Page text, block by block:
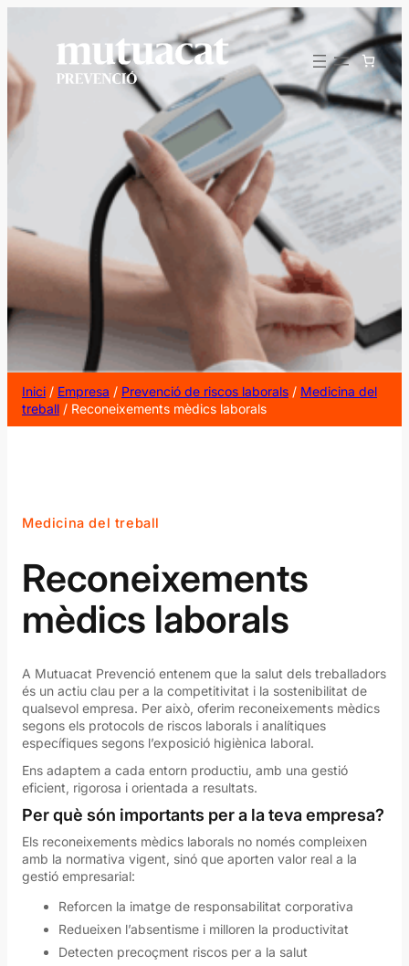
contingut
Inici / Empresa / Prevenció de riscos laborals / Medicina del
treball / Reconeixements mèdics laborals
Medicina del treball
Reconeixements
mèdics laborals
A Mutuacat Prevenció entenem que la salut dels treballadors
és un actiu clau per a la competitivitat i la sostenibilitat de
qualsevol empresa. Per això, oferim reconeixements mèdics
segons els protocols de riscos laborals i analítiques
específiques segons l’exposició higiènica laboral.
Ens adaptem a cada entorn productiu, amb una gestió
eficient, rigorosa i orientada a resultats.
Per què són importants per a la teva empresa?
Els reconeixements mèdics laborals no només compleixen
amb la normativa vigent, sinó que aporten valor real a la
gestió empresarial:
Reforcen la imatge de responsabilitat corporativa
Redueixen l’absentisme i milloren la productivitat
Detecten precoçment riscos per a la salut